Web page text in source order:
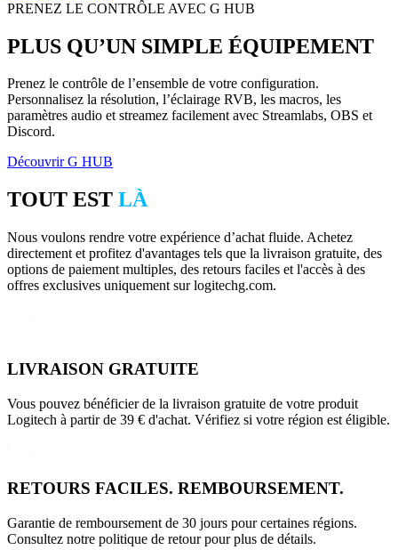
PRENEZ LE CONTRÔLE AVEC G HUB
PLUS QU’UN SIMPLE ÉQUIPEMENT
Prenez le contrôle de l’ensemble de votre configuration.
Personnalisez la résolution, l’éclairage RVB, les macros, les
paramètres audio et streamez facilement avec Streamlabs, OBS et
Discord.
Découvrir G HUB
TOUT EST LÀ
Nous voulons rendre votre expérience d’achat fluide. Achetez
directement et profitez d'avantages tels que la livraison gratuite, des
options de paiement multiples, des retours faciles et l'accès à des
offres exclusives uniquement sur logitechg.com.
LIVRAISON GRATUITE
Vous pouvez bénéficier de la livraison gratuite de votre produit
Logitech à partir de 39 € d'achat. Vérifiez si votre région est éligible.
RETOURS FACILES. REMBOURSEMENT.
Garantie de remboursement de 30 jours pour certaines régions.
Consultez notre politique de retour pour plus de détails.